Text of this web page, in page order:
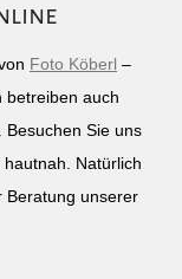
Foto Köberl –
betreiben auch
Sie uns
Natürlich
Beratung unserer